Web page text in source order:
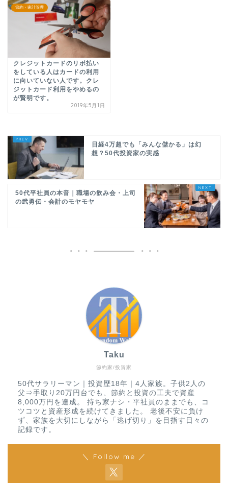
節約・家計管理
クレジットカードのリボ払い
をしている人はカードの利用
に向いていない人です。クレ
ジットカード利用をやめるの
が賢明です。
2019年5月1日
日経4万超でも「みんな儲かる」は幻
想？50代投資家の実感
50代平社員の本音｜職場の飲み会・上司
の武勇伝・会計のモヤモヤ
節約家/投資家
Taku
50代サラリーマン｜投資歴18年｜4人家族。子供2人の
父⇒手取り20万円台でも、節約と投資の工夫で資産
8,000万円を達成。 持ち家ナシ・平社員のままでも、コ
ツコツと資産形成を続けてきました。 老後不安に負け
ず、家族を大切にしながら「逃げ切り」を目指す日々の
記録です。
＼ Follow me ／